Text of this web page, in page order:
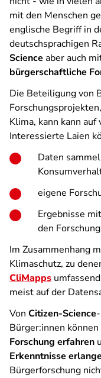
mit den Menschen
englische Begriff in
deutschsprachigen
Science aber auch
bürgerschaftliche
Die Beteiligung von
Klima, kann kann
Interessierte Laien
Daten
eigene
Ergebnisse
den
Im Zusammenhang
Klimaschutz, zu
CliMapps
meist auf der
Von Citizen-Science
Bürger:innen können
Forschung erfahren
Erkenntnisse
Bürgerforschung